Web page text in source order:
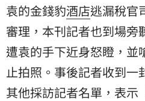
袁的金錢豹酒店逃漏稅官
審理，本刊記者也到場旁
遭袁的手下近身怒瞪，並
止拍照。事後記者收到一
其他採訪記者名單，表示